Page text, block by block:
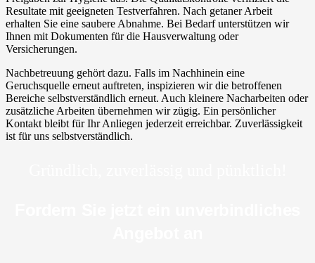
Resultate mit geeigneten Testverfahren. Nach getaner Arbeit
erhalten Sie eine saubere Abnahme. Bei Bedarf unterstützen wir
Ihnen mit Dokumenten für die Hausverwaltung oder
Versicherungen.
Nachbetreuung gehört dazu. Falls im Nachhinein eine
Geruchsquelle erneut auftreten, inspizieren wir die betroffenen
Bereiche selbstverständlich erneut. Auch kleinere Nacharbeiten oder
zusätzliche Arbeiten übernehmen wir zügig. Ein persönlicher
Kontakt bleibt für Ihr Anliegen jederzeit erreichbar. Zuverlässigkeit
ist für uns selbstverständlich.